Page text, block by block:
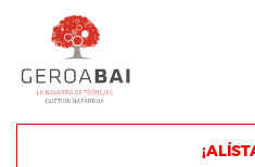
Únete a nuestra LISTA